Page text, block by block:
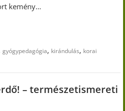
kemény…
gyógypedagógia, kirándulás, korai
– természetismereti